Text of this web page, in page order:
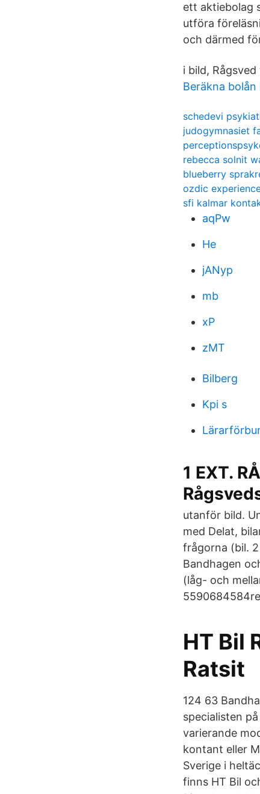
ett aktiebolag
utföra
och därmed
i bild,
Beräkna
schedevi
judogymnasiet
rebecca solnit
blueberry
ozdic
sfi kalmar
aqPw
He
jANyp
mb
xP
zMT
Bilberg
Kpi s
1 EXT.
utanför bild.
med Delat,
frågorna (bil.
Bandhagen
(låg- och
HT Bil
Ratsit
124 63
specialisten
varierande
kontant eller
Sverige i
finns HT Bil